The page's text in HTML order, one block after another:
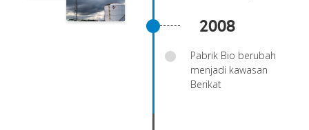
2008
Pabrik Bio berubah
menjadi kawasan
Berikat